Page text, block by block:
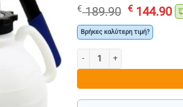
€189.90 Original
price
was:
€ 144.90Η
Βρήκες καλύτερη τιμή?
ΛΑΔΙΕΡΑ ΓΙΑ ΚΙΒΩΤΙΑ